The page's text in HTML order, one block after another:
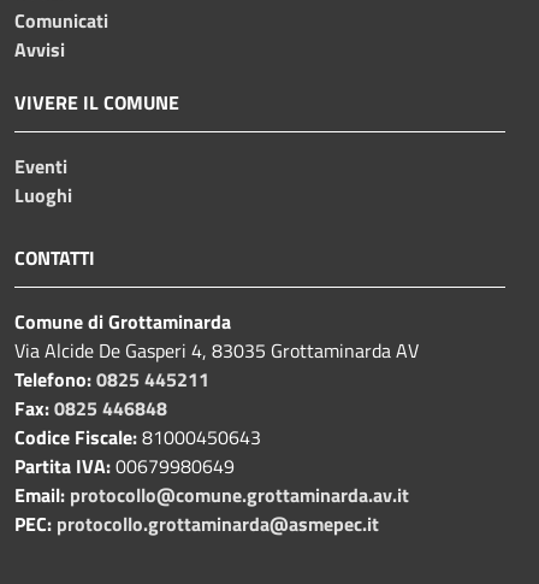
Comunicati
Avvisi
VIVERE IL COMUNE
Eventi
Luoghi
CONTATTI
Comune di Grottaminarda
Via Alcide De Gasperi 4, 83035 Grottaminarda AV
Telefono:0825 445211
Fax:0825 446848
Codice Fiscale:81000450643
Partita IVA:00679980649
Email: protocollo@comune.grottaminarda.av.it
PEC: protocollo.grottaminarda@asmepec.it